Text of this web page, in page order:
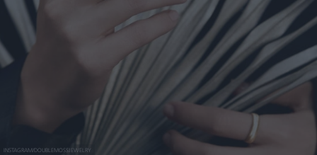
INSTAGRAM/DOUBLEMOSSJEWELRY